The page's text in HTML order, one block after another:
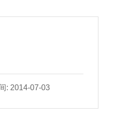
: 2014-07-03